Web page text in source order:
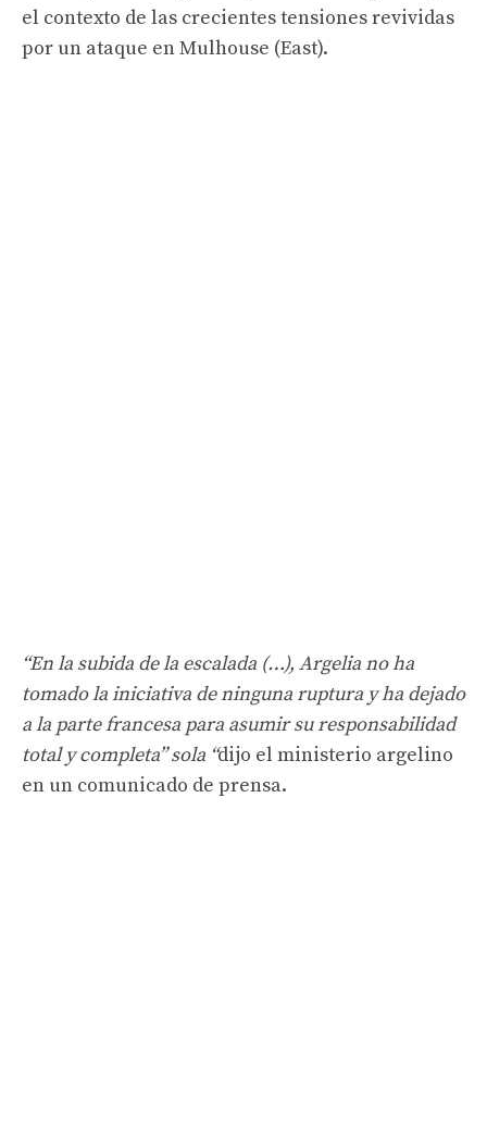
el contexto de las crecientes tensiones revividas
por un ataque en Mulhouse (East).
“En la subida de la escalada (…), Argelia no ha
tomado la iniciativa de ninguna ruptura y ha dejado
a la parte francesa para asumir su responsabilidad
total y completa” sola “dijo el ministerio argelino
en un comunicado de prensa.